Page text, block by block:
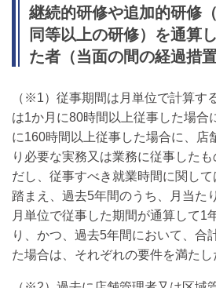
継続的研修や追加的研修
同等以上の研修）を通算
た者（当面の間の経過措
（※1）従事期間は月単位で計算す
は1か月に80時間以上従事した場合
に160時間以上従事した場合に、店
り必要な実務又は業務に従事した
だし、従事すべき就業時間に関し
踏まえ、過去5年間のうち、月当た
月単位で従事した期間が通算して1
り、かつ、過去5年間において、合
た場合は、それぞれの要件を満たし